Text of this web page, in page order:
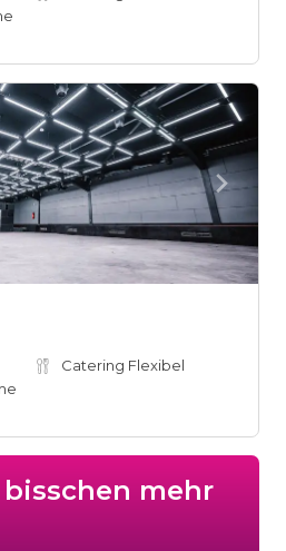
Catering Flexibel
mehr